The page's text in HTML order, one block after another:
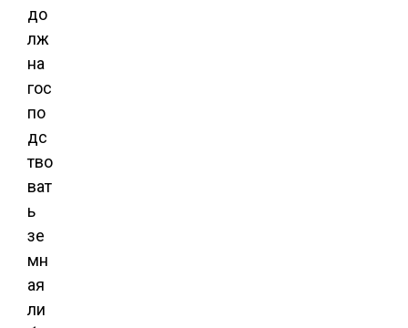
до
лж
на
гос
по
дс
тво
ват
ь
зе
мн
ая
ли